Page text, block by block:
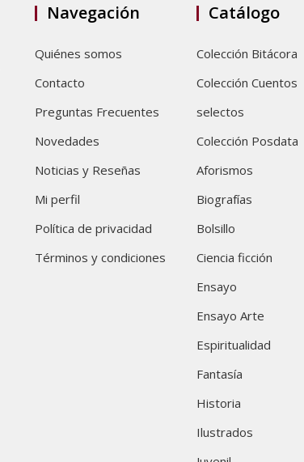
Navegación
Quiénes somos
Contacto
Preguntas Frecuentes
Novedades
Noticias y Reseñas
Mi perfil
Política de privacidad
Términos y condiciones
Catálogo
Colección Bitácora
Colección Cuentos
selectos
Colección Posdata
Aforismos
Biografías
Bolsillo
Ciencia ficción
Ensayo
Ensayo Arte
Espiritualidad
Fantasía
Historia
Ilustrados